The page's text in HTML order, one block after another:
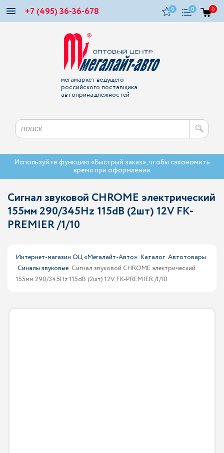
+7 (495) 36-36-678 0 0 0
мегамаркет ведущего
российского поставщика
автопринадлежностей
Используйте функцию «Быстрый заказ», чтобы сэкономить
время при оформлении
Сигнал звуковой CHROME электрический
155мм 290/345Hz 115dB (2шт) 12V FK-
PREMIER /1/10
Интернет-магазин ОЦ «Мегалайт-Авто» Каталог Автотовары
Синалы звуковые Сигнал звуковой CHROME электрический
155мм 290/345Hz 115dB (2шт) 12V FK-PREMIER /1/10